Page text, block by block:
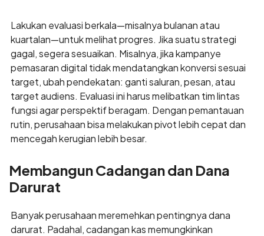
Lakukan evaluasi berkala—misalnya bulanan atau
kuartalan—untuk melihat progres. Jika suatu strategi
gagal, segera sesuaikan. Misalnya, jika kampanye
pemasaran digital tidak mendatangkan konversi sesuai
target, ubah pendekatan: ganti saluran, pesan, atau
target audiens. Evaluasi ini harus melibatkan tim lintas
fungsi agar perspektif beragam. Dengan pemantauan
rutin, perusahaan bisa melakukan pivot lebih cepat dan
mencegah kerugian lebih besar.
Membangun Cadangan dan Dana
Darurat
Banyak perusahaan meremehkan pentingnya dana
darurat. Padahal, cadangan kas memungkinkan